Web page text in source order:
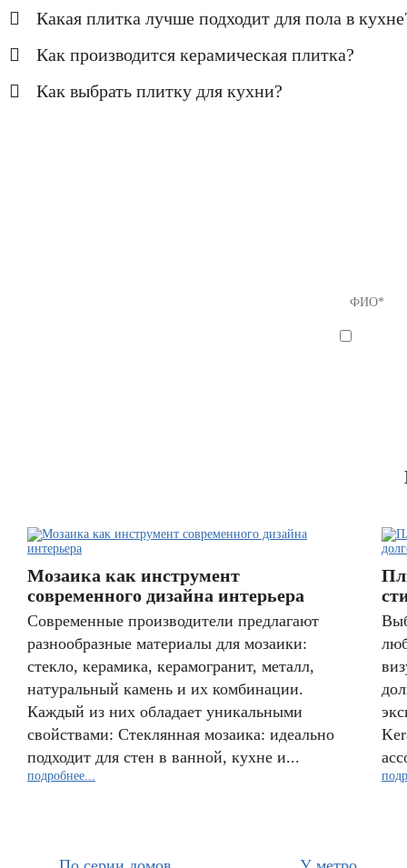
Какая плитка лучше подходит для пола в
Как производится керамическая плитка?
Как выбрать плитку для кухни?
Мозаика как инструмент
современного дизайна интерьера
Современные производители предлагают
разнообразные материалы для мозаики:
стекло, керамика, керамогранит, металл,
натуральный камень и их комбинации.
Каждый из них обладает уникальными
свойствами: Стеклянная мозаика: идеально
подходит для стен в ванной, кухне и...
подробнее...